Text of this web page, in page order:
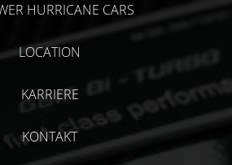
HURRICANE CARS
LOCATION
KARRIERE
KONTAKT